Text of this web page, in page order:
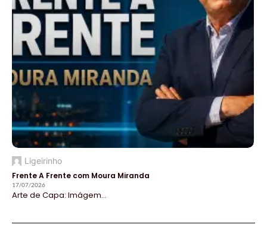
Ligeirinho
Frente A Frente com Moura Miranda
17/07/2026
Arte de Capa: Imágem...